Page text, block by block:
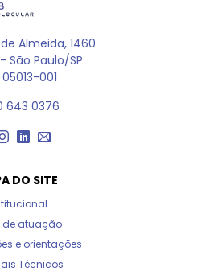
Almeida, 1460
São Paulo/SP
05013-001
643 0376
DO SITE
de atuação
e orientações
Técnicos